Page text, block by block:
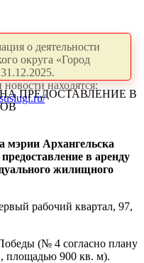
о деятельности
округа «Город
находятся:
ПРЕДОСТАВЛЕНИЕ В
мэрии Архангельска
в аренду
жилищного
рабочий квартал, 97,
(№ 4 согласно плану
площадью 900 кв. м).